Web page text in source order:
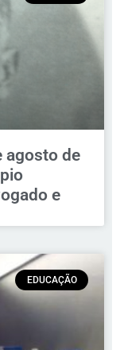
agosto de
e
EDUCAÇÃO